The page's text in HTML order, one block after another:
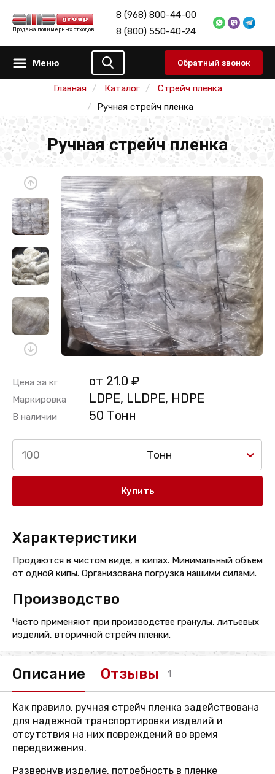
Продажа полимерных отходов
8 (968) 800-44-00
8 (800) 550-40-24
Меню Обратный звонок
Главная Каталог
Стрейч пленка
Ручная стрейч пленка
Ручная стрейч пленка
Цена за кг от 21.0 ₽
Маркировка LDPE, LLDPE, HDPE
В наличии 50 Тонн
Тонн
Купить
Характеристики
Продаются в чистом виде, в кипах. Минимальный объем
от одной кипы. Организована погрузка нашими силами.
Производство
Часто применяют при производстве гранулы, литьевых
изделий, вторичной стрейч пленки.
Описание Отзывы 1
Как правило, ручная стрейч пленка задействована
для надежной транспортировки изделий и
отсутствия на них повреждений во время
передвижения.
Развернув изделие, потребность в пленке